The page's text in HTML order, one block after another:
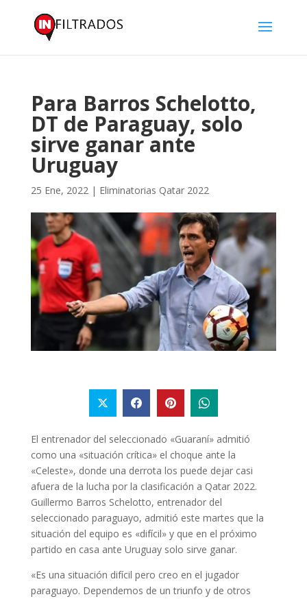
Para Barros Schelotto,
DT de Paraguay, solo
sirve ganar ante
Uruguay
25 Ene, 2022| Eliminatorias Qatar 2022
El entrenador del seleccionado «Guaraní» admitió
como una «situación crítica» el choque ante la
«Celeste», donde una derrota los puede dejar casi
afuera de la lucha por la clasificación a Qatar 2022.
Guillermo Barros Schelotto, entrenador del
seleccionado paraguayo, admitió este martes que la
situación del equipo es «difícil» y que en el próximo
partido en casa ante Uruguay solo sirve ganar.
«Es una situación difícil pero creo en el jugador
paraguayo. Dependemos de un triunfo y de otros